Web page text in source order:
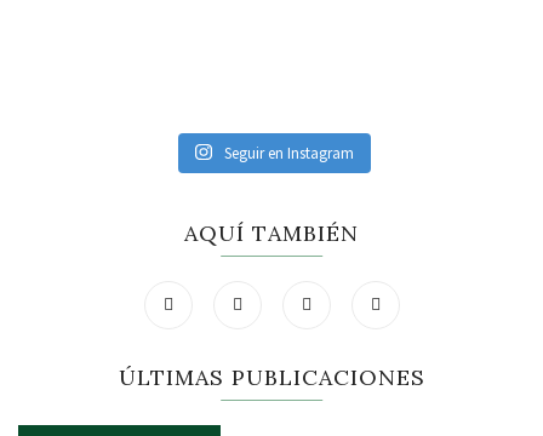
Seguir en Instagram
AQUÍ TAMBIÉN
ÚLTIMAS PUBLICACIONES